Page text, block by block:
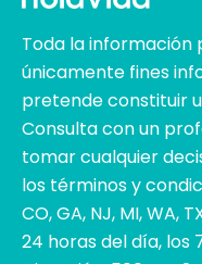
Toda la
únicamente fines
pretende constituir
Consulta con un
tomar cualquier
los términos y
CO, GA, NJ, MI, WA,
24 horas del día, los